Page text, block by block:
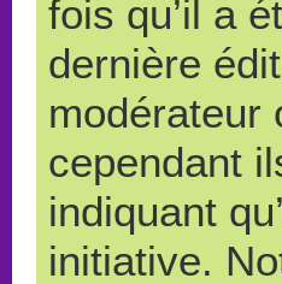
fois qu’il a
dernière
modérateur
cependant
indiquant
initiative.